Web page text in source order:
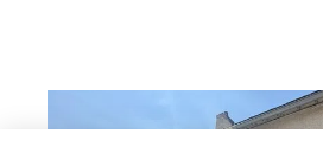
MORET LOING ET ORVANNE 77